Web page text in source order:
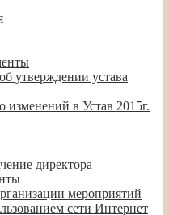
утверждении устава
изменений в Устав 2015г.
директора
мероприятий
сети Интернет